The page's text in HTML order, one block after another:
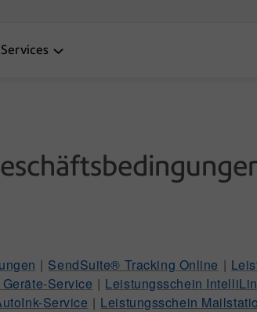
Services
| SendSuite® Tracking Online |
Service | Leistungsschein
Service | Leistungsschein